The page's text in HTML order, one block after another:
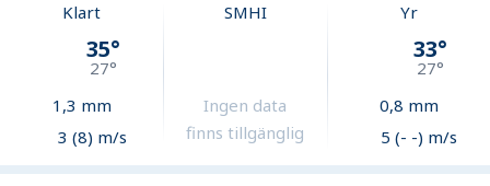
Klart
35°
27°
1,3 mm
3 (8) m/s
SMHI
Ingen data
finns tillgänglig
Yr
33°
27°
0,8 mm
5 (- -) m/s